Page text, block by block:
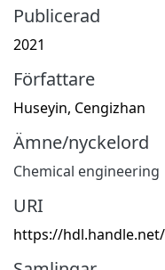
Publicerad
2021
Författare
Huseyin, Cengizhan
Ämne/nyckelord
Chemical engineering
URI
https://